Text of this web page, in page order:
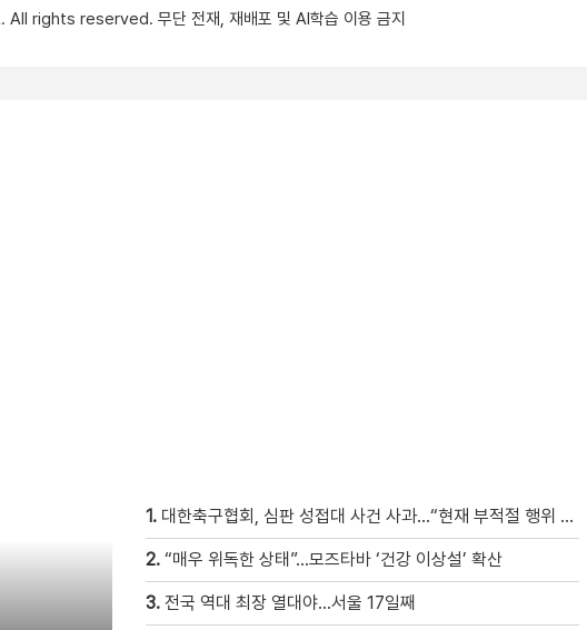
rights reserved. 무단 전재, 재배포 및 AI학습 이용 금지
1. 대한축구협회, 심판 성접대 사건 사과…“현재 부적절 행위 없어”
2. “매우 위독한 상태”…모즈타바 ‘건강 이상설’ 확산
3. 전국 역대 최장 열대야…서울 17일째